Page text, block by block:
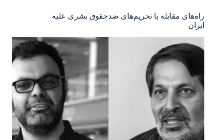
راه‌های مقابله با تحریم‌های ضدحقوق بشری علیه
ایران